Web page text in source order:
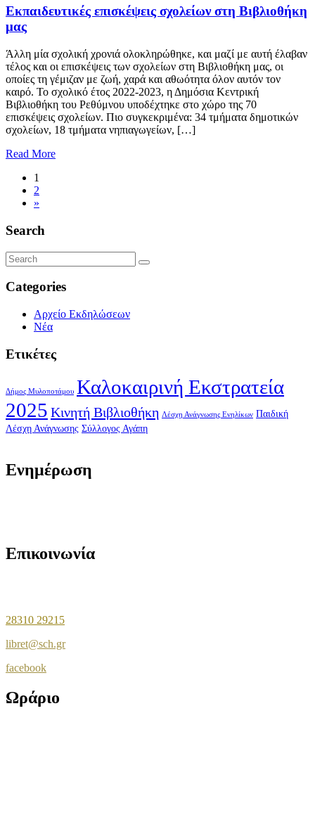
​Εκπαιδευτικές επισκέψεις σχολείων στη Βιβλιοθήκη
μας
Άλλη μία σχολική χρονιά ολοκληρώθηκε, και μαζί με αυτή έλαβαν
τέλος και οι επισκέψεις των σχολείων στη Βιβλιοθήκη μας, οι
οποίες τη γέμιζαν με ζωή, χαρά και αθωότητα όλον αυτόν τον
καιρό. Το σχολικό έτος 2022-2023, η Δημόσια Κεντρική
Βιβλιοθήκη του Ρεθύμνου υποδέχτηκε στο χώρο της 70
επισκέψεις σχολείων. Πιο συγκεκριμένα: 34 τμήματα δημοτικών
σχολείων, 18 τμήματα νηπιαγωγείων, […]
Read More
1
2
»
Search
Categories
Αρχείο Εκδηλώσεων
Νέα
Ετικέτες
Δήμος Μυλοποτάμου Καλοκαιρινή Εκστρατεία
2025 Κινητή Βιβλιοθήκη Λέσχη Ανάγνωσης Ενηλίκων Παιδική
Λέσχη Ανάγνωσης Σύλλογος Αγάπη
Ενημέρωση
Επικοινωνία
28310 29215
libret@sch.gr
facebook
Ωράριο